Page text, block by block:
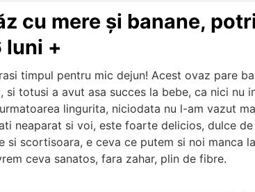
cu mere și banane,
luni +
timpul pentru mic dejun! Acest ovaz pare
si totusi a avut asa succes la bebe, ca nici nu
lingurita, niciodata nu l-am vazut
neaparat si voi, este foarte delicios, dulce de
si scortisoara, e ceva ce putem si noi manca
ceva sanatos, fara zahar, plin de fibre.